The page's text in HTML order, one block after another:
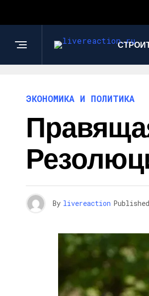
ЭКОНОМИКА И ПОЛИТИКА
By livereaction Published